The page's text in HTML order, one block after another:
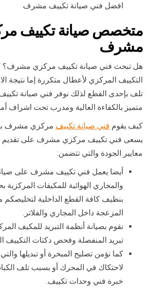
افضل فني صيانة تكييف مشرف
متخصص صيانة تكييف
مشرف
هل تبحث فني صيانة تكييف مركزي مشرف؟
التكييف المركزي لأعطال متكررة إما نتيجة
تلف بإحدى القطع لذلك نوفر فني صيانة
متميز بالكفاءة العالية ومدرب تحت اشراف
كيف يقوم فني صيانة تكييف مركزي مشرف
يسعى فني تكييف مركزي مشرف على تقديم
معايير الجودة والتي تتضمن:
أيضا يعمل فني تكييف مشرف على
والمجاري الهوائية للمكيفات المركزية
بنظيف كافة القطع الداخلية لتخليصكم
المزعجة داخل المجاري والفلاتر.
نقوم بصيانة أنظمة التبريد للمكيف
تبريد المنفصلة وفحص دكتات التكييف
كما نؤمن تصليح المبخرة أو تبديلها
لاحتكاك في المحرك أو بسبب تلف
خبرة فني وحدات تكييف.